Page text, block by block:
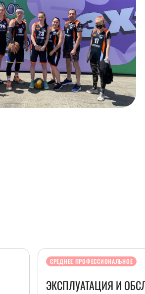
СРЕДНЕЕ ПРОФЕССИОНАЛЬНОЕ
ЭКСПЛУАТАЦИЯ И